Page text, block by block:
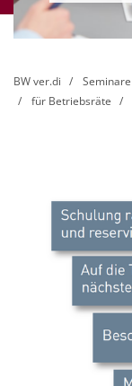
BW ver.di Seminare
für Betriebsräte